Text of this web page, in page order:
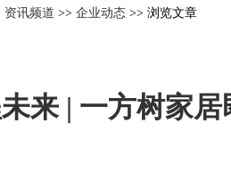
资讯频道 >> 企业动态 >> 浏览文章
来 | 一方树家